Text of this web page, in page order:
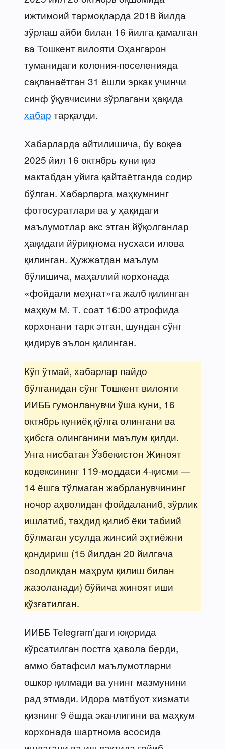
ижтимоий тармоқларда 2018 йилда
зўрлаш айби билан 16 йилга қамалган
ва Тошкент вилояти Оҳангарон
туманидаги колония-поселенияда
сақланаётган 31 ёшли эркак учинчи
синф ўқувчисини зўрлагани ҳақида
хабар тарқалди.
Хабарларда айтилишича, бу воқеа
2025 йил 16 октябрь куни қиз
мактабдан уйига қайтаётганда содир
бўлган. Хабарларга маҳкумнинг
фотосуратлари ва у ҳақидаги
маълумотлар акс этган йўқолганлар
ҳақидаги йўриқнома нусхаси илова
қилинган. Ҳужжатдан маълум
бўлишича, маҳаллий корхонада
«фойдали меҳнат»га жалб қилинган
маҳкум М. Т. соат 16:00 атрофида
корхонани тарк этган, шундан сўнг
қидирув эълон қилинган.
Кўп ўтмай, хабарлар пайдо
бўлганидан сўнг Тошкент вилояти
ИИББ гумонланувчи ўша куни, 16
октябрь куниёқ қўлга олингани ва
ҳибсга олинганини маълум қилди.
Унга нисбатан Ўзбекистон Жиноят
кодексининг 119-моддаси 4-қисми —
14 ёшга тўлмаган жабрланувчининг
ночор аҳволидан фойдаланиб, зўрлик
ишлатиб, таҳдид қилиб ёки табиий
бўлмаган усулда жинсий эҳтиёжни
қондириш (15 йилдан 20 йилгача
озодликдан маҳрум қилиш билан
жазоланади) бўйича жиноят иши
қўзғатилган.
ИИББ Telegram’даги юқорида
кўрсатилган постга ҳавола берди,
аммо батафсил маълумотларни
ошкор қилмади ва унинг мазмунини
рад этмади. Идора матбуот хизмати
қизнинг 9 ёшда эканлигини ва маҳкум
корхонада шартнома асосида